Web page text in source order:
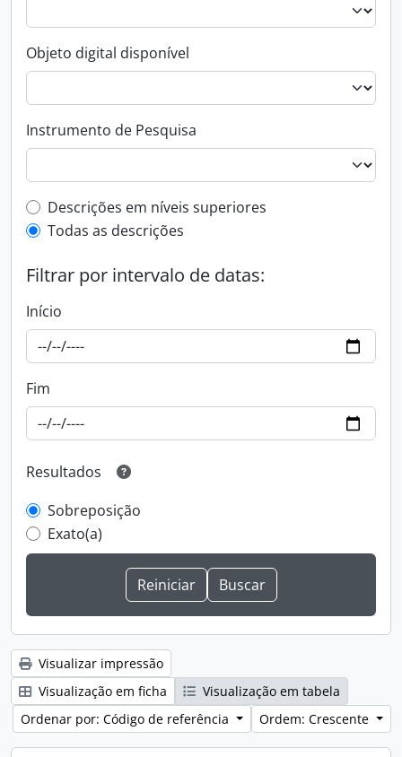
Objeto digital disponível
Instrumento de Pesquisa
Filtro de descrição de nível superior
Descrições em níveis superiores
Todas as descrições
Filtrar por intervalo de datas:
Início
Fim
Resultados
Sobreposição
Exato(a)
Visualizar impressão
Visualização em ficha
Visualização em tabela
Ordenar por: Código de referência
Ordem: Crescente